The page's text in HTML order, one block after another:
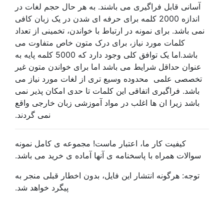
آسانی قابل فراگیری می باشند. به هر حال حجم لغات در
اندازه 2000 کلمه برای حرفه ای شدن در یک زبان کافی
نمی باشد. برای نمونه در ارتباط با خواندن، تخمینی از تعداد
کلمات مورد نیاز، برای درک متون خاص متفاوت می
باشد.اما یک توافق کلی وجود دارد که 5000 کلمه پایه به
عنوان حداقل شرایط می باشد اما برای خواندن متون غیر
تخصصی علمی محدوده وسیع تری از لغات مورد نیاز می
باشد. فراگیری اتفاقی این کلمات تا حدی امکان پذیر نمی
باشد زیرا ان ها اغلب در مواد آموزشی زبان خارجی واقع
نمی گردند.
کیفیت کار ما، اعتبار ماست! مجموعه ی کامل نمونه
سوالات همراه با پاسخنامه ی آنها آماده ی خرید می باشد.
توجه: هرگونه انتشار این فایل، بدون اخطار قبلی منجر به
پیگرد خواهد شد.